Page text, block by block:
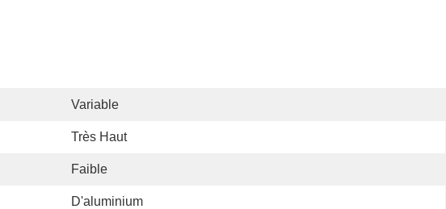
Variable
Très Haut
Faible
D'aluminium